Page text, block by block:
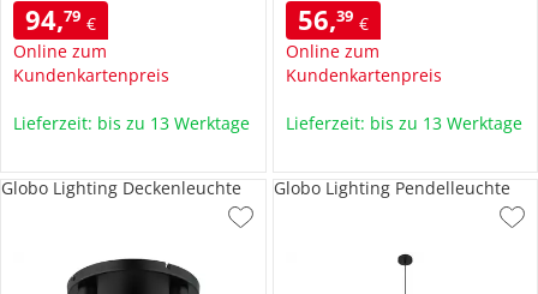
94,79 €
Online zum
Kundenkartenpreis
Lieferzeit: bis zu 13 Werktage
56,39 €
Online zum
Kundenkartenpreis
Lieferzeit: bis zu 13 Werktage
Globo Lighting Deckenleuchte Globo Lighting Pendelleuchte